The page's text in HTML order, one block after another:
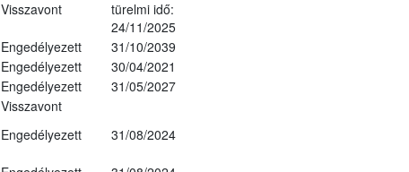
Visszavont
türelmi idő:
24/11/2025
Engedélyezett
31/10/2039
Engedélyezett
30/04/2021
Engedélyezett
31/05/2027
Visszavont
Engedélyezett 31/08/2024